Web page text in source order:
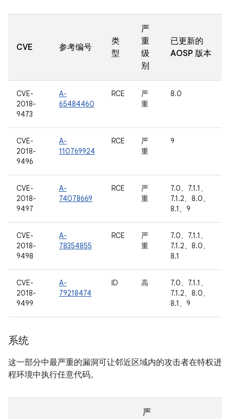
CVE 参考编号
类
型
严
重
级
别
已更新的
AOSP 版本
CVE-
2018-
9473
A-
65484460
RCE
严
重
8.0
CVE-
2018-
9496
A-
110769924
RCE
严
重
9
CVE-
2018-
9497
A-
74078669
RCE
严
重
7.0、7.1.1、
7.1.2、8.0、
8.1、9
CVE-
2018-
9498
A-
78354855
RCE
严
重
7.0、7.1.1、
7.1.2、8.0、
8.1
CVE-
2018-
9499
A-
79218474
ID 高
7.0、7.1.1、
7.1.2、8.0、
8.1、9
系统
这一部分中最严重的漏洞可让邻近区域内的攻击者在特权进
程环境中执行任意代码。
严